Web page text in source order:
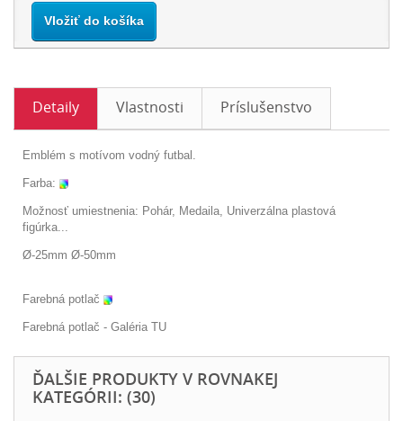
Vložiť do košíka
Detaily Vlastnosti Príslušenstvo
Emblém s motívom vodný futbal.
Farba:
Možnosť umiestnenia: Pohár, Medaila, Univerzálna plastová
figúrka...
Ø-25mm Ø-50mm
Farebná potlač
Farebná potlač - Galéria TU
ĎALŠIE PRODUKTY V ROVNAKEJ
KATEGÓRII: (30)